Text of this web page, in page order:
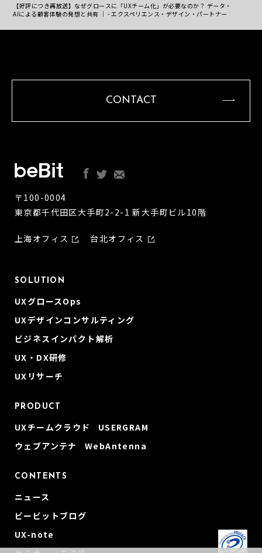
【好評につき再放送】なぜグロースに「UXチーム化」が必要なのか？ データ・
AIによる顧客体験の発想と共有 ｜ - エクスペリエンス・デザイン・パートナー
CONTACT
〒100-0004
東京都千代田区大手町2-2-1 新大手町ビル10階
上海オフィス 台北オフィス
SOLUTION
UXグロースOps
UXデザインコンサルティング
ビジネスインパクト解析
UX・DX研修
UXリサーチ
PRODUCT
UXチームクラウド USERGRAM
ウェブアンテナ WebAntenna
CONTENTS
ニュース
ビービットブログ
UX-note